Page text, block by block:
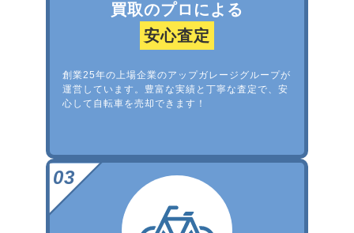
買取のプロによる
安心査定
創業25年の上場企業のアップガレージグループが
運営しています。豊富な実績と丁寧な査定で、安
心して自転車を売却できます！